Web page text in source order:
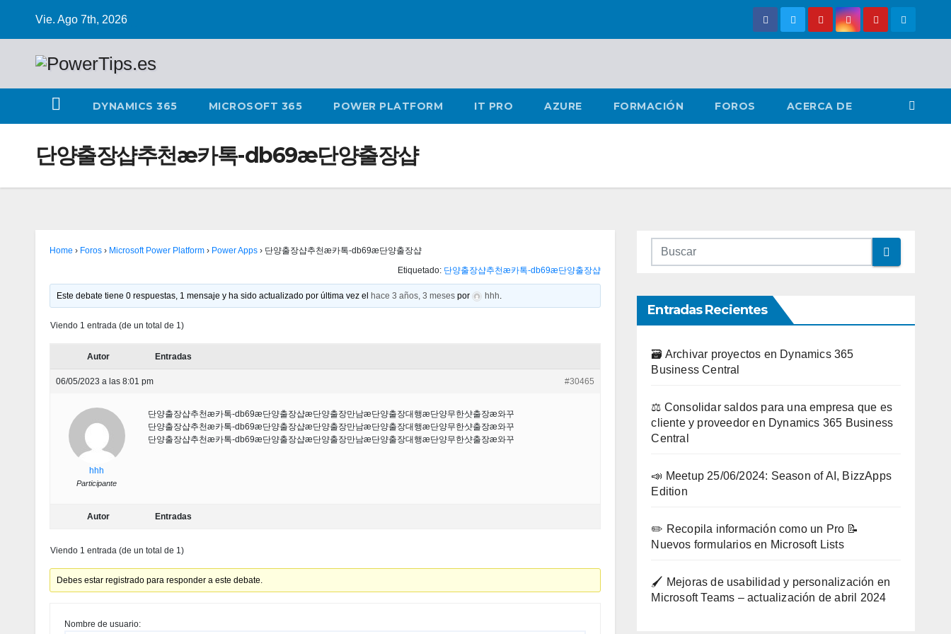
Vie. Ago 7th, 2026
DYNAMICS 365 MICROSOFT 365 POWER PLATFORM IT PRO AZURE FORMACIÓN FOROS ACERCA DE
단양출장샵추천æ카톡-db69æ단양출장샵
Home › Foros › Microsoft Power Platform › Power Apps › 단양출장샵추천æ카톡-db69æ단양출장샵
Etiquetado: 단양출장샵추천æ카톡-db69æ단양출장샵
Este debate tiene 0 respuestas, 1 mensaje y ha sido actualizado por última vez el hace 3 años, 3 meses por hhh.
Viendo 1 entrada (de un total de 1)
Autor Entradas
06/05/2023 a las 8:01 pm #30465
hhh
Participante
단양출장샵추천æ카톡-db69æ단양출장샵æ단양출장만남æ단양출장대행æ단양무한샷출장æ와꾸
단양출장샵추천æ카톡-db69æ단양출장샵æ단양출장만남æ단양출장대행æ단양무한샷출장æ와꾸
단양출장샵추천æ카톡-db69æ단양출장샵æ단양출장만남æ단양출장대행æ단양무한샷출장æ와꾸
Autor Entradas
Viendo 1 entrada (de un total de 1)
Debes estar registrado para responder a este debate.
Nombre de usuario:
Entradas Recientes
🗃️ Archivar proyectos en Dynamics 365
Business Central
⚖️ Consolidar saldos para una empresa que es
cliente y proveedor en Dynamics 365 Business
Central
📣 Meetup 25/06/2024: Season of AI, BizzApps
Edition
✏️ Recopila información como un Pro 📝
Nuevos formularios en Microsoft Lists
🖌️ Mejoras de usabilidad y personalización en
Microsoft Teams – actualización de abril 2024